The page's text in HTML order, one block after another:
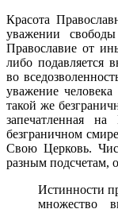
Красота
уважении
Православие от
либо подавляется
во
уважение
такой же
запечатленная
безграничном
Свою Церковь.
разным подсчетам,
Истинности
множество